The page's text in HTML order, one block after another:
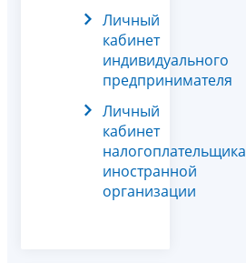
Личный
кабинет
индивидуального
предпринимателя
Личный
кабинет
налогоплательщика
иностранной
организации